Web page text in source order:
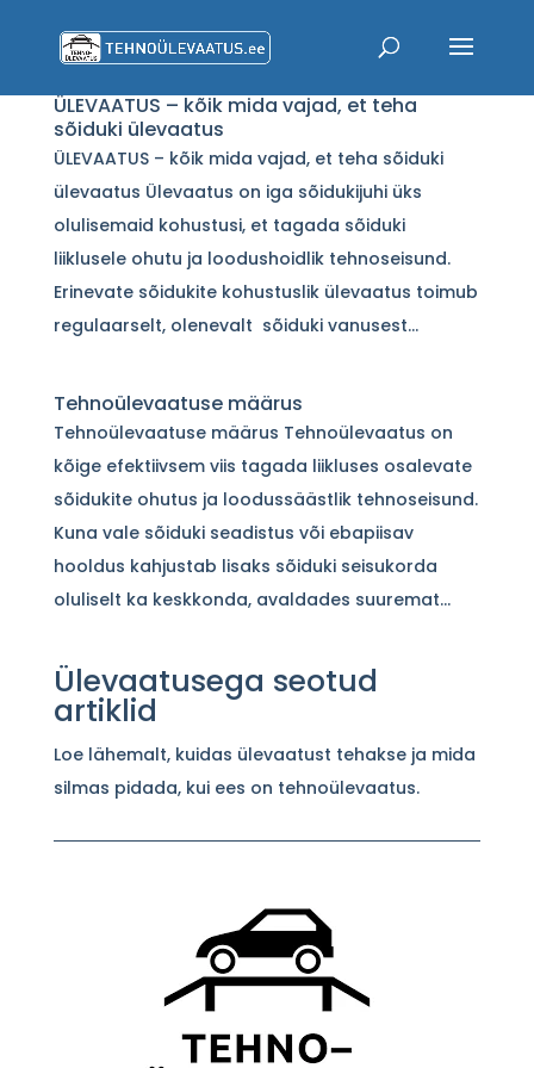
ÜLEVAATUS – kõik mida vajad, et teha
sõiduki ülevaatus
ÜLEVAATUS – kõik mida vajad, et teha sõiduki
ülevaatus Ülevaatus on iga sõidukijuhi üks
olulisemaid kohustusi, et tagada sõiduki
liiklusele ohutu ja loodushoidlik tehnoseisund.
Erinevate sõidukite kohustuslik ülevaatus toimub
regulaarselt, olenevalt sõiduki vanusest...
Tehnoülevaatuse määrus
Tehnoülevaatuse määrus Tehnoülevaatus on
kõige efektiivsem viis tagada liikluses osalevate
sõidukite ohutus ja loodussäästlik tehnoseisund.
Kuna vale sõiduki seadistus või ebapiisav
hooldus kahjustab lisaks sõiduki seisukorda
oluliselt ka keskkonda, avaldades suuremat...
Ülevaatusega seotud
artiklid
Loe lähemalt, kuidas ülevaatust tehakse ja mida
silmas pidada, kui ees on tehnoülevaatus.